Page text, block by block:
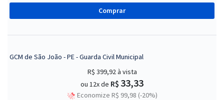
Comprar
GCM de São João - PE - Guarda Civil Municipal
R$ 399,92à vista
ou 12x de R$ 33,33
Economize R$ 99,98 (-20%)